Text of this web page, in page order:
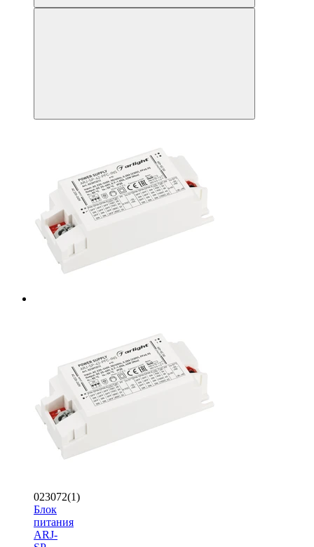
023072(1)
Блок
питания
ARJ-